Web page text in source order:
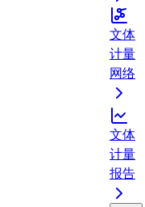
文体
计量
网络
文体
计量
报告